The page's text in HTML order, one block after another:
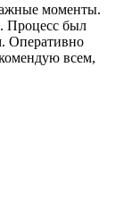
моменты.
Процесс был
Оперативно
всем,